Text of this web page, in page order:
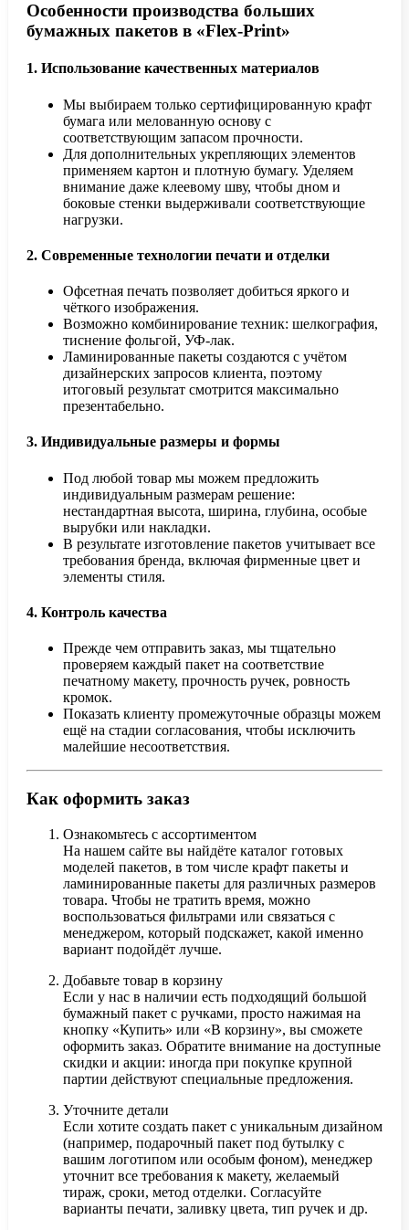
Особенности производства больших
бумажных пакетов в «Flex-Print»
1. Использование качественных материалов
Мы выбираем только сертифицированную крафт
бумага или мелованную основу с
соответствующим запасом прочности.
Для дополнительных укрепляющих элементов
применяем картон и плотную бумагу. Уделяем
внимание даже клеевому шву, чтобы дном и
боковые стенки выдерживали соответствующие
нагрузки.
2. Современные технологии печати и отделки
Офсетная печать позволяет добиться яркого и
чёткого изображения.
Возможно комбинирование техник: шелкография,
тиснение фольгой, УФ-лак.
Ламинированные пакеты создаются с учётом
дизайнерских запросов клиента, поэтому
итоговый результат смотрится максимально
презентабельно.
3. Индивидуальные размеры и формы
Под любой товар мы можем предложить
индивидуальным размерам решение:
нестандартная высота, ширина, глубина, особые
вырубки или накладки.
В результате изготовление пакетов учитывает все
требования бренда, включая фирменные цвет и
элементы стиля.
4. Контроль качества
Прежде чем отправить заказ, мы тщательно
проверяем каждый пакет на соответствие
печатному макету, прочность ручек, ровность
кромок.
Показать клиенту промежуточные образцы можем
ещё на стадии согласования, чтобы исключить
малейшие несоответствия.
Как оформить заказ
Ознакомьтесь с ассортиментом
На нашем сайте вы найдёте каталог готовых
моделей пакетов, в том числе крафт пакеты и
ламинированные пакеты для различных размеров
товара. Чтобы не тратить время, можно
воспользоваться фильтрами или связаться с
менеджером, который подскажет, какой именно
вариант подойдёт лучше.
Добавьте товар в корзину
Если у нас в наличии есть подходящий большой
бумажный пакет с ручками, просто нажимая на
кнопку «Купить» или «В корзину», вы сможете
оформить заказ. Обратите внимание на доступные
скидки и акции: иногда при покупке крупной
партии действуют специальные предложения.
Уточните детали
Если хотите создать пакет с уникальным дизайном
(например, подарочный пакет под бутылку с
вашим логотипом или особым фоном), менеджер
уточнит все требования к макету, желаемый
тираж, сроки, метод отделки. Согласуйте
варианты печати, заливку цвета, тип ручек и др.